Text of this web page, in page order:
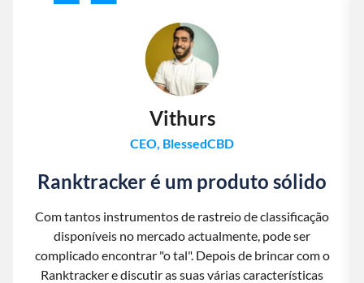
Vithurs
CEO, BlessedCBD
Ranktracker é um produto sólido
Com tantos instrumentos de rastreio de classificação
disponíveis no mercado actualmente, pode ser
complicado encontrar "o tal". Depois de brincar com o
Ranktracker e discutir as suas várias características